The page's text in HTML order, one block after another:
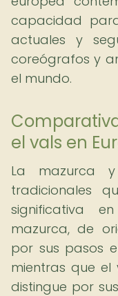
capacidad
actuales y
coreógrafos y
el mundo.
el vals en
La mazurca
tradicionales
significativa
mazurca, de
por sus pasos
mientras que el
distingue por